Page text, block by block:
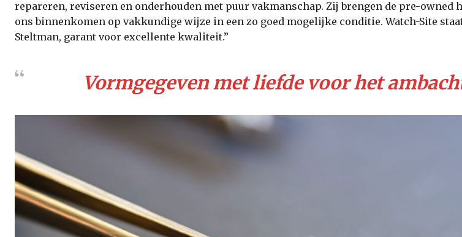
repareren, reviseren en onderhouden met puur vakmanschap. Zij brengen de pre-owned
ons binnenkomen op vakkundige wijze in een zo goed mogelijke conditie. Watch-Site
Steltman, garant voor excellente kwaliteit.”
Vormgegeven met liefde voor het